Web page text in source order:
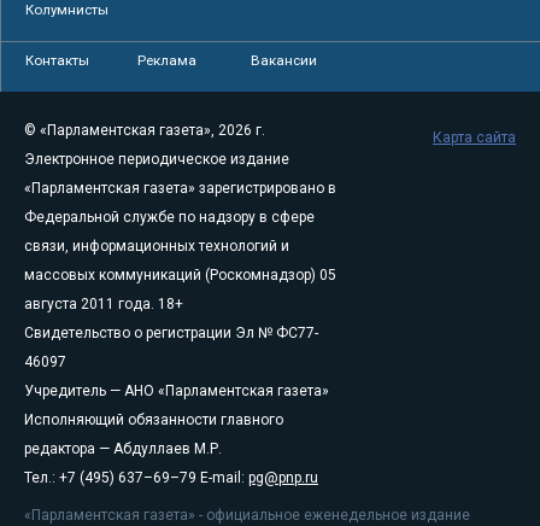
Колумнисты
Контакты Реклама Вакансии
© «Парламентская газета», 2026 г.
Электронное периодическое издание
«Парламентская газета» зарегистрировано в
Федеральной службе по надзору в сфере
связи, информационных технологий и
массовых коммуникаций (Роскомнадзор) 05
августа 2011 года. 18+
Свидетельство о регистрации Эл № ФС77-
46097
Учредитель — АНО «Парламентская газета»
Исполняющий обязанности главного
редактора — Абдуллаев М.Р.
Тел.: +7 (495) 637–69–79 E-mail: pg@pnp.ru
«Парламентская газета» - официальное еженедельное издание
Карта сайта